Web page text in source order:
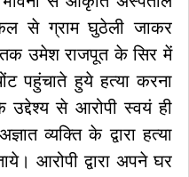
से ग्राम घुठेली जाकर
उमेश राजपूत के सिर में
पहुंचाते हुये हत्या करना
से आरोपी स्वयं ही
व्यक्ति के द्वारा हत्या
आरोपी द्वारा अपने घर